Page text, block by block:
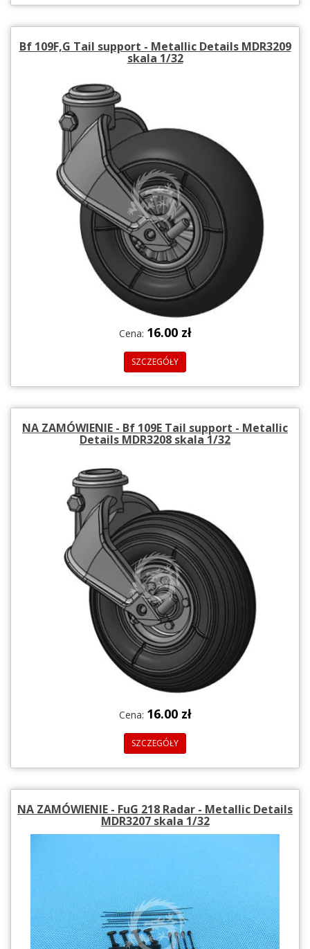
Bf 109F,G Tail support - Metallic Details MDR3209
skala 1/32
Cena: 16.00 zł
SZCZEGÓŁY
NA ZAMÓWIENIE - Bf 109E Tail support - Metallic
Details MDR3208 skala 1/32
Cena: 16.00 zł
SZCZEGÓŁY
NA ZAMÓWIENIE - FuG 218 Radar - Metallic Details
MDR3207 skala 1/32